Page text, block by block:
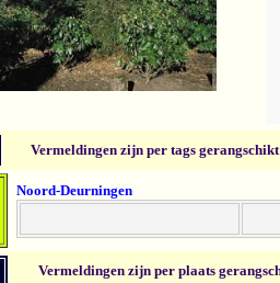
Vermeldingen zijn per tags gerangschikt
Noord-Deurningen
Vermeldingen zijn per plaats